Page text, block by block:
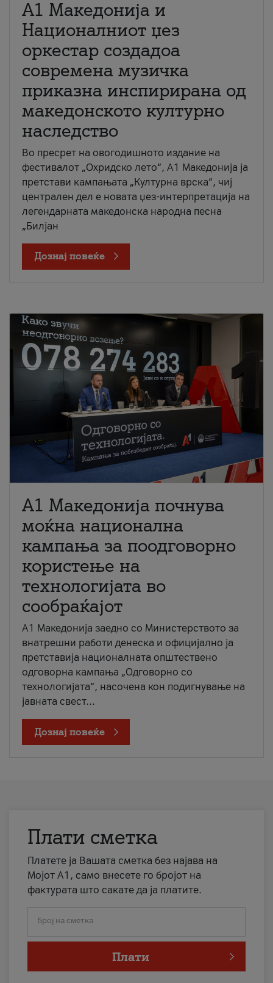
А1 Македонија и
Националниот џез
оркестар создадоа
современа музичка
приказна инспирирана од
македонското културно
наследство
Во пресрет на овогодишното издание на
фестивалот „Охридско лето“, А1 Македонија ја
претстави кампањата „Културна врска“, чиј
централен дел е новата џез-интерпретација на
легендарната македонска народна песна
„Билјан
Дознај повеќе
A1 Македонија почнува
моќна национална
кампања за поодговорно
користење на
технологијата во
сообраќајот
A1 Македонија заедно со Министерството за
внатрешни работи денеска и официјално ја
претставија националната општествено
одговорна кампања „Одговорно со
технологијата“, насочена кон подигнување на
јавната свест...
Дознај повеќе
Плати сметка
Платете ја Вашата сметка без најава на
Мојот А1, само внесете го бројот на
фактурата што сакате да ја платите.
Број на сметка
Плати